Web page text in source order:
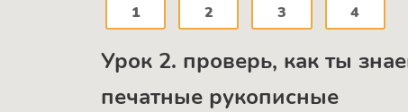
1
2 3 4
Урок 2. проверь, как ты
печатные рукописные